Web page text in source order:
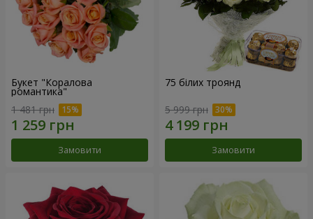
Букет "Коралова
романтика"
1 481 грн
Замовити
75 білих троянд
5 999 грн
Замовити